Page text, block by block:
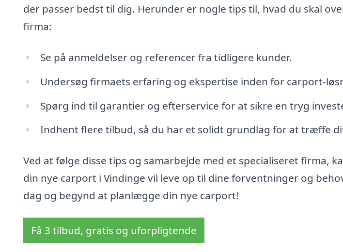
der passer bedst til dig. Herunder er nogle tips til, hvad du skal
firma:
Se på anmeldelser og referencer fra tidligere kunder.
Undersøg firmaets erfaring og ekspertise inden for carport-
Spørg ind til garantier og efterservice for at sikre en tryg
Indhent flere tilbud, så du har et solidt grundlag for at træffe
Ved at følge disse tips og samarbejde med et specialiseret firma,
din nye carport i Vindinge vil leve op til dine forventninger og
dag og begynd at planlægge din nye carport!
Få 3 tilbud, gratis og uforpligtende